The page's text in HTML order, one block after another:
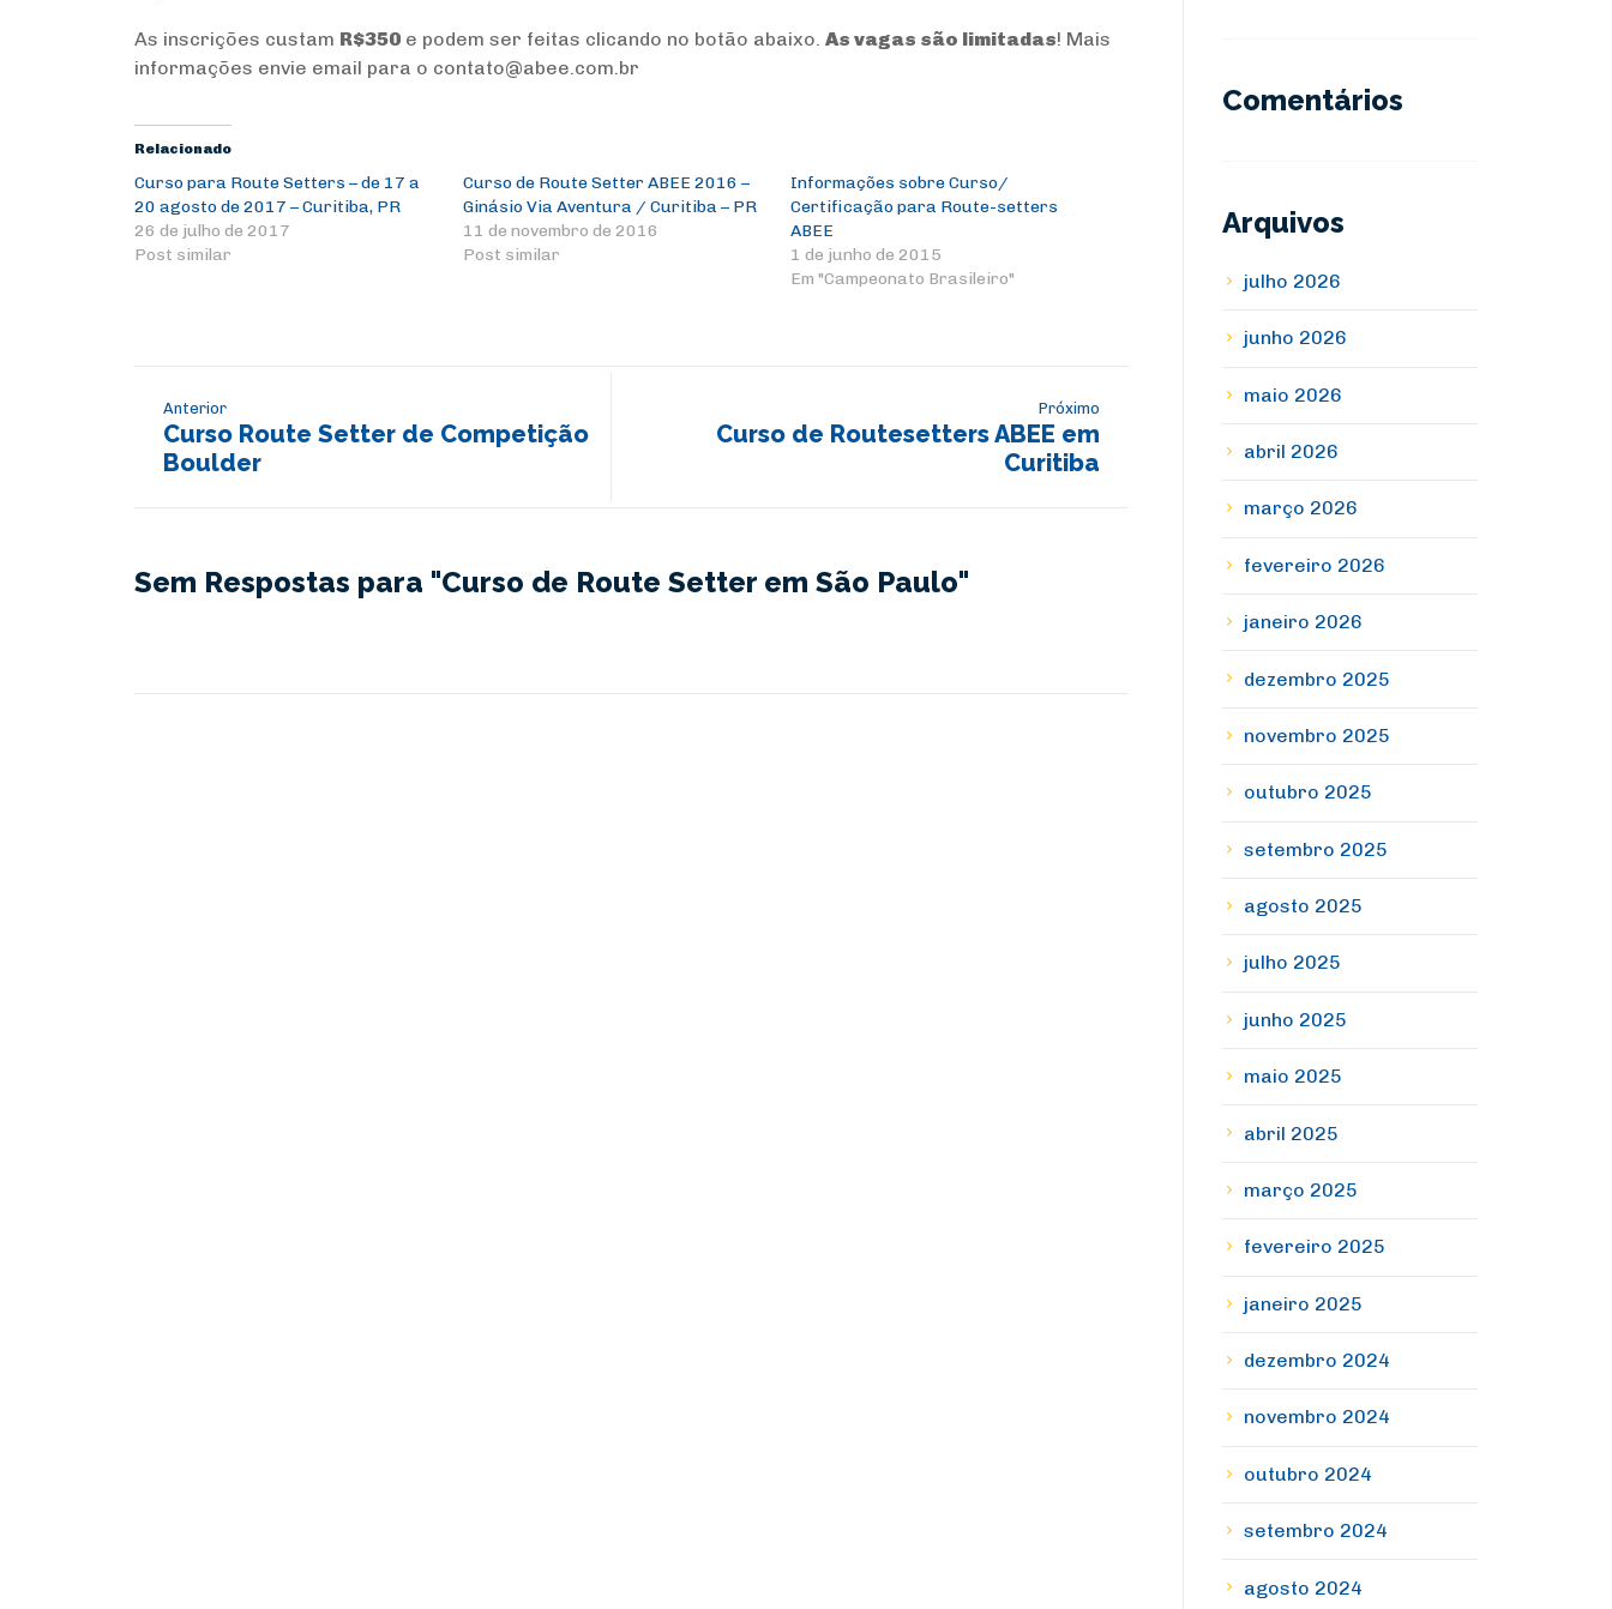
As inscrições custam R$350 e podem ser feitas clicando no botão abaixo. As vagas são limitadas! Mais
informações envie email para o contato@abee.com.br
Relacionado
Curso para Route Setters – de 17 a
20 agosto de 2017 – Curitiba, PR
26 de julho de 2017
Post similar
Curso de Route Setter ABEE 2016 –
Ginásio Via Aventura / Curitiba – PR
11 de novembro de 2016
Post similar
Informações sobre Curso/
Certificação para Route-setters
ABEE
1 de junho de 2015
Em "Campeonato Brasileiro"
Anterior
Curso Route Setter de Competição
Boulder
Próximo
Curso de Routesetters ABEE em
Curitiba
Sem Respostas para "Curso de Route Setter em São Paulo"
Comentários
Arquivos
julho 2026
junho 2026
maio 2026
abril 2026
março 2026
fevereiro 2026
janeiro 2026
dezembro 2025
novembro 2025
outubro 2025
setembro 2025
agosto 2025
julho 2025
junho 2025
maio 2025
abril 2025
março 2025
fevereiro 2025
janeiro 2025
dezembro 2024
novembro 2024
outubro 2024
setembro 2024
agosto 2024